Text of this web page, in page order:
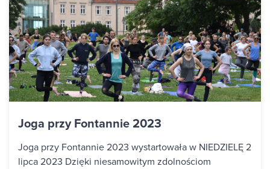
Joga przy Fontannie 2023
Joga przy Fontannie 2023 wystartowała w NIEDZIELĘ 2
lipca 2023 Dzięki niesamowitym zdolnościom